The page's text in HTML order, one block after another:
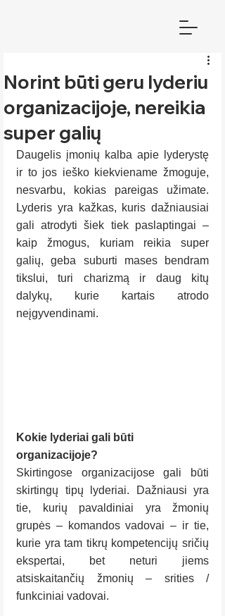
Norint būti geru lyderiu
organizacijoje, nereikia
super galių
Daugelis įmonių kalba apie lyderystę
ir to jos ieško kiekviename žmoguje,
nesvarbu, kokias pareigas užimate.
Lyderis yra kažkas, kuris dažniausiai
gali atrodyti šiek tiek paslaptingai –
kaip žmogus, kuriam reikia super
galių, geba suburti mases bendram
tikslui, turi charizmą ir daug kitų
dalykų, kurie kartais atrodo
neįgyvendinami.
Kokie lyderiai gali būti
organizacijoje?
Skirtingose organizacijose gali būti
skirtingų tipų lyderiai. Dažniausi yra
tie, kurių pavaldiniai yra žmonių
grupės – komandos vadovai – ir tie,
kurie yra tam tikrų kompetencijų sričių
ekspertai, bet neturi jiems
atsiskaitančių žmonių – srities /
funkciniai vadovai.